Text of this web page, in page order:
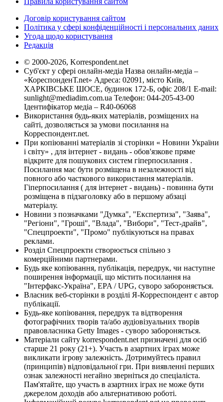
Договір користування сайтом
Політика у сфері конфіденційності і персональних даних
Угода щодо користування
Редакція
© 2000-2026, Korrespondent.net
Суб'єкт у сфері онлайн-медіа Назва онлайн-медіа –
«КореспонденТ.net» Адреса: 02091, місто Київ,
ХАРКІВСЬКЕ ШОСЕ, будинок 172-Б, офіс 208/1 E-mail:
sunlight@mediadim.com.ua Телефон: 044-205-43-00
Ідентифікатор медіа – R40-06068
Використання будь-яких матеріалів, розміщених на
сайті, дозволяється за умови посилання на
Корреспондент.net.
При копіюванні матеріалів зі сторінки « Новини України
і світу» , для інтернет - видань - обов'язкове пряме
відкрите для пошукових систем гіперпосилання .
Посилання має бути розміщена в незалежності від
повного або часткового використання матеріалів.
Гіперпосилання ( для інтернет - видань) - повинна бути
розміщена в підзаголовку або в першому абзаці
матеріалу.
Новини з позначками "Думка", "Експертиза", "Заява",
"Регіони", "Гроші", "Влада", "Вибори", "Тест-драйв",
"Спецпроекти", "Промо" публікуються на правах
реклами.
Розділ Спецпроекти створюється спільно з
комерційними партнерами.
Будь яке копіювання, публікація, передрук, чи наступне
поширення інформації, що містить посилання на
"Інтерфакс-Україна", EPA / UPG, суворо забороняється.
Власник веб-сторінки в розділі Я-Корреспондент є автор
публікації.
Будь-яке копіювання, передрук та відтворення
фотографічних творів та/або аудіовізуальних творів
правовласника Getty Images - суворо забороняється.
Матеріали сайту korrespondent.net призначені для осіб
старше 21 року (21+). Участь в азартних іграх може
викликати ігрову залежність. Дотримуйтесь правил
(принципів) відповідальної гри. При виявленні перших
ознак залежності негайно зверніться до спеціаліста.
Пам'ятайте, що участь в азартних іграх не може бути
джерелом доходів або альтернативою роботі.